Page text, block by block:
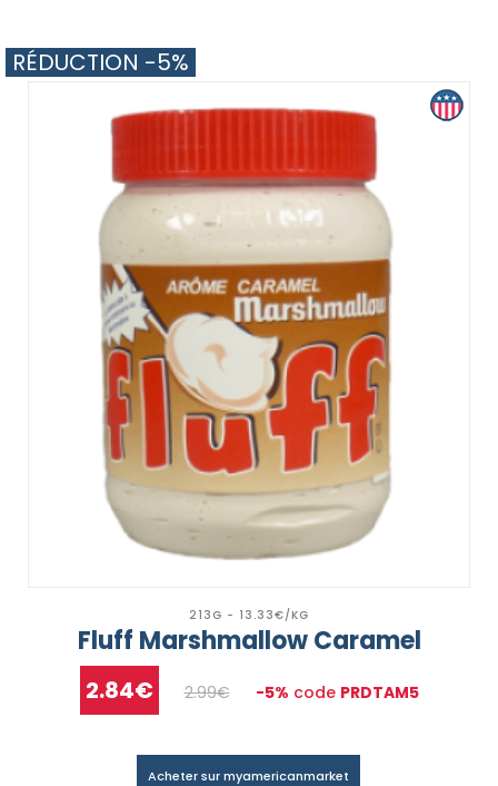
213G - 13.33€/KG
Fluff Marshmallow Caramel
2.84€ 2.99€ -5% code PRDTAM5
RÉDUCTION -5%
Acheter sur myamericanmarket